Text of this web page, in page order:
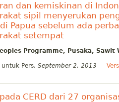
dan kemiskinan di
sipil menyerukan
di Papua sebelum ada
setempat
Programme, Pusaka, Sawit
untuk Pers, September 2, 2013
CERD dari 27